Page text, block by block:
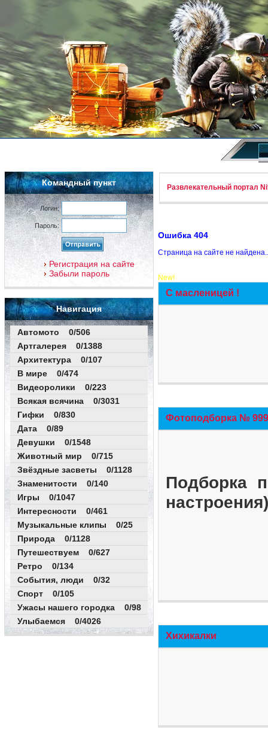
Командный пункт
Логин:
Пароль:
Регистрация на сайте
Забыли пароль
Навигация
Автомото 0/506
Артгалерея 0/1388
Архитектура 0/107
В мире 0/474
Видеоролики 0/223
Всякая всячина 0/3031
Гифки 0/830
Дата 0/89
Девушки 0/1548
Животный мир 0/715
Звёздные засветы 0/1128
Знаменитости 0/140
Игры 0/1047
Интересности 0/461
Музыкальные клипы 0/25
Природа 0/1128
Путешествуем 0/627
Ретро 0/134
События, люди 0/32
Спорт 0/105
Ужасы нашего городка 0/98
Улыбаемся 0/4026
Развлекательный портал
Ошибка 404
Страница на сайте не
New!
С масленицей !
Фотоподборка №
Подборка
Хихикалки